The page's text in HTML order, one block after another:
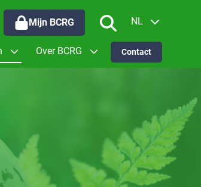
Mijn BCRG NL
EN
Over BCRG Contact